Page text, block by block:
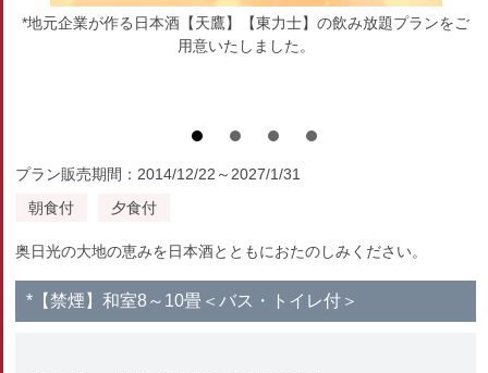
*地元企業が作る日本酒【天鷹】【東力士】の飲み放題プランをご
用意いたしました。
プラン販売期間：2014/12/22～2027/1/31
朝食付
夕食付
奥日光の大地の恵みを日本酒とともにおたのしみください。
*【禁煙】和室8～10畳＜バス・トイレ付＞